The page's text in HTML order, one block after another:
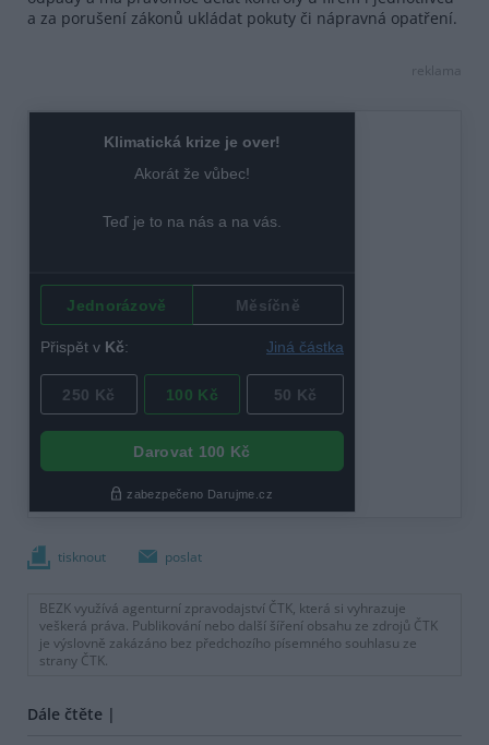
a za porušení zákonů ukládat pokuty či nápravná opatření.
reklama
tisknout poslat
BEZK využívá agenturní zpravodajství ČTK, která si vyhrazuje
veškerá práva. Publikování nebo další šíření obsahu ze zdrojů ČTK
je výslovně zakázáno bez předchozího písemného souhlasu ze
strany ČTK.
Dále čtěte |